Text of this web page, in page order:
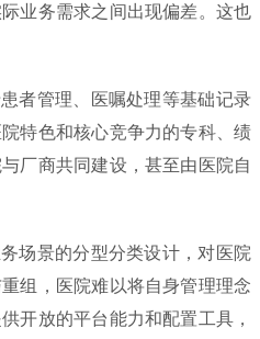
业务需求之间出现偏差。这也
者管理、医嘱处理等基础记录
特色和核心竞争力的专科、绩
厂商共同建设，甚至由医院自
场景的分型分类设计，对医院
组，医院难以将自身管理理念
开放的平台能力和配置工具，